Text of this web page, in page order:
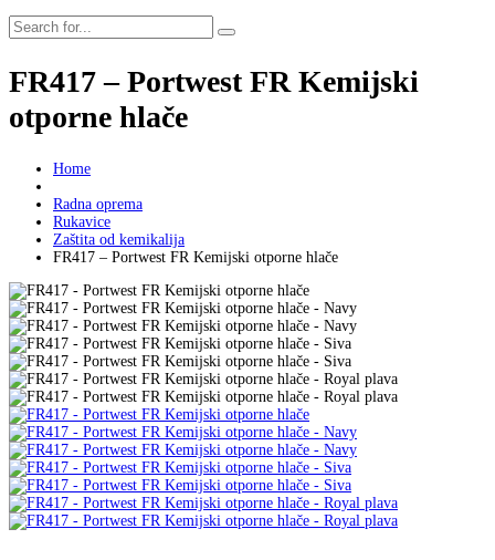
FR417 – Portwest FR Kemijski
otporne hlače
Home
Radna oprema
Rukavice
Zaštita od kemikalija
FR417 – Portwest FR Kemijski otporne hlače